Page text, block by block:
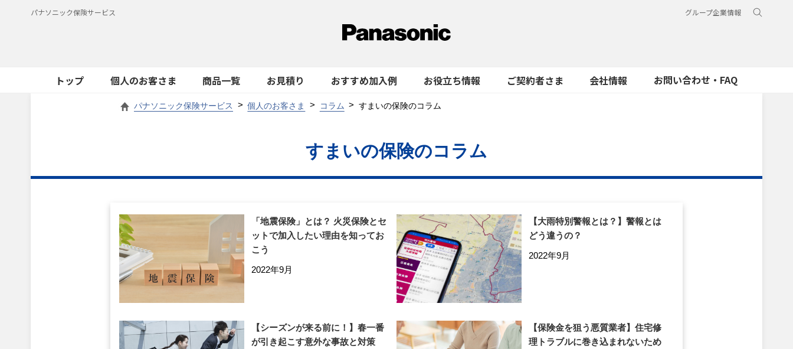
パナソニック保険サービス グループ企業情報
トップ 個人のお客さま 商品一覧 お見積り おすすめ加入例 お役立ち情報 ご契約者さま 会社情報 お問い合わせ・FAQ
パナソニック保険サービス 個人のお客さま コラム すまいの保険のコラム
すまいの保険のコラム
「地震保険」とは？ 火災保険とセ
ットで加入したい理由を知ってお
こう
2022年9月
【大雨特別警報とは？】警報とは
どう違うの？
2022年9月
【シーズンが来る前に！】春一番
が引き起こす意外な事故と対策
【保険金を狙う悪質業者】住宅修
理トラブルに巻き込まれないため